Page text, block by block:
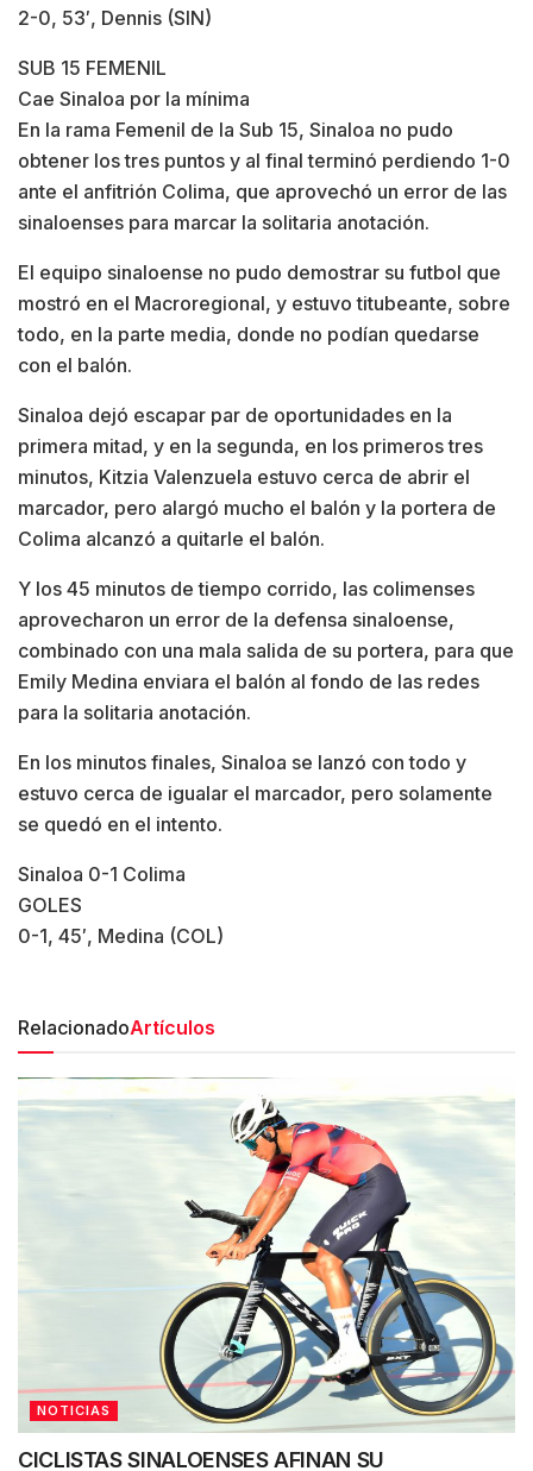
2-0, 53′, Dennis (SIN)
SUB 15 FEMENIL
Cae Sinaloa por la mínima
En la rama Femenil de la Sub 15, Sinaloa no pudo
obtener los tres puntos y al final terminó perdiendo 1-0
ante el anfitrión Colima, que aprovechó un error de las
sinaloenses para marcar la solitaria anotación.
El equipo sinaloense no pudo demostrar su futbol que
mostró en el Macroregional, y estuvo titubeante, sobre
todo, en la parte media, donde no podían quedarse
con el balón.
Sinaloa dejó escapar par de oportunidades en la
primera mitad, y en la segunda, en los primeros tres
minutos, Kitzia Valenzuela estuvo cerca de abrir el
marcador, pero alargó mucho el balón y la portera de
Colima alcanzó a quitarle el balón.
Y los 45 minutos de tiempo corrido, las colimenses
aprovecharon un error de la defensa sinaloense,
combinado con una mala salida de su portera, para que
Emily Medina enviara el balón al fondo de las redes
para la solitaria anotación.
En los minutos finales, Sinaloa se lanzó con todo y
estuvo cerca de igualar el marcador, pero solamente
se quedó en el intento.
Sinaloa 0-1 Colima
GOLES
0-1, 45′, Medina (COL)
RelacionadoArtículos
NOTICIAS
CICLISTAS SINALOENSES AFINAN SU